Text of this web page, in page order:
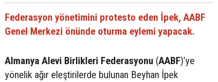
Federasyon yönetimini protesto eden İpek, AABF
Genel Merkezi önünde oturma eylemi yapacak.
Almanya Alevi Birlikleri Federasyonu (AABF)’ye
yönelik ağır eleştirilerde bulunan Beyhan İpek